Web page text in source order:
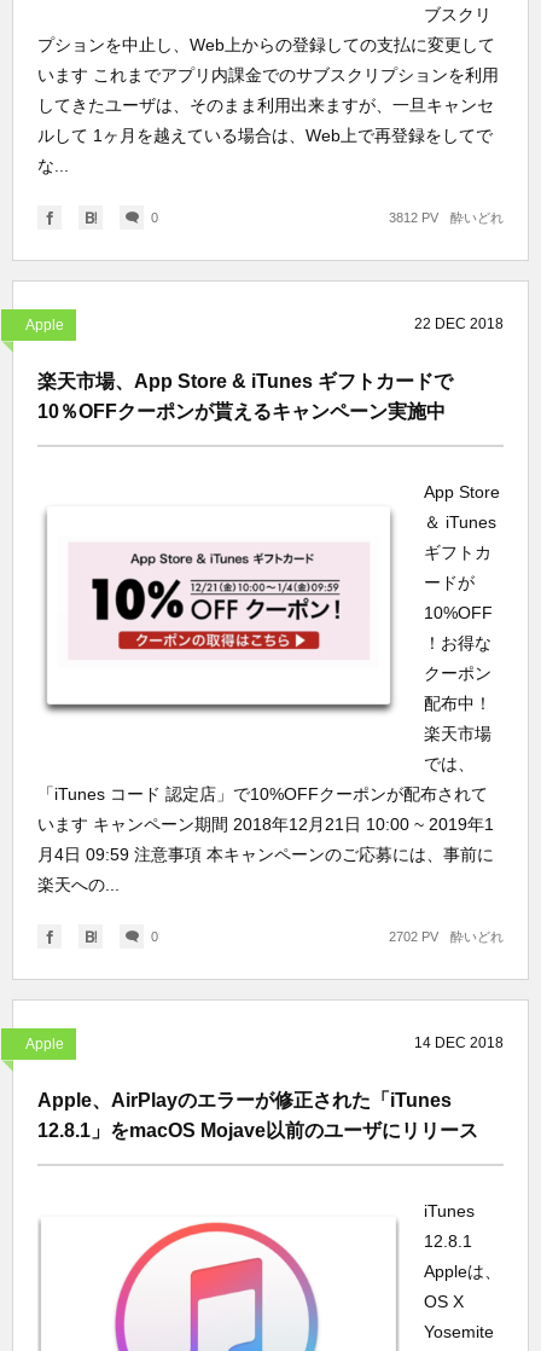
ブスクリ
プションを中止し、Web上からの登録しての支払に変更して
います これまでアプリ内課金でのサブスクリプションを利用
してきたユーザは、そのまま利用出来ますが、一旦キャンセ
ルして 1ヶ月を越えている場合は、Web上で再登録をしてで
な...
0 酔いどれ
3812 PV
Apple 22 DEC 2018
楽天市場、App Store & iTunes ギフトカードで
10％OFFクーポンが貰えるキャンペーン実施中
App Store
＆ iTunes
ギフトカ
ードが
10%OFF
！お得な
クーポン
配布中！
楽天市場
では、
「iTunes コード 認定店」で10%OFFクーポンが配布されて
います キャンペーン期間 2018年12月21日 10:00 ~ 2019年1
月4日 09:59 注意事項 本キャンペーンのご応募には、事前に
楽天への...
0 酔いどれ
2702 PV
Apple 14 DEC 2018
Apple、AirPlayのエラーが修正された「iTunes
12.8.1」をmacOS Mojave以前のユーザにリリース
iTunes
12.8.1
Appleは、
OS X
Yosemite